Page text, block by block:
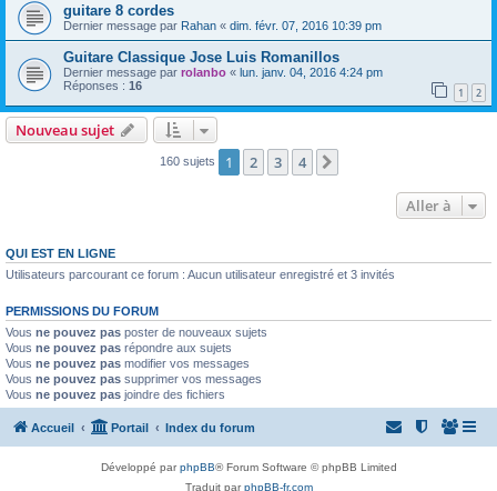
guitare 8 cordes
Dernier message par Rahan « dim. févr. 07, 2016 10:39 pm
Guitare Classique Jose Luis Romanillos
Dernier message par rolanbo « lun. janv. 04, 2016 4:24 pm
Réponses : 16 1 2
Nouveau sujet
160 sujets 1 2 3 4
Aller à
QUI EST EN LIGNE
Utilisateurs parcourant ce forum : Aucun utilisateur enregistré et 3 invités
PERMISSIONS DU FORUM
Vous ne pouvez pas poster de nouveaux sujets
Vous ne pouvez pas répondre aux sujets
Vous ne pouvez pas modifier vos messages
Vous ne pouvez pas supprimer vos messages
Vous ne pouvez pas joindre des fichiers
Accueil Portail Index du forum
Développé parphpBB® Forum Software © phpBB Limited
Traduit parphpBB-fr.com